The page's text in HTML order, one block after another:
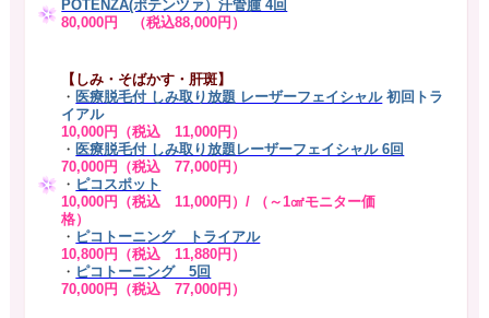
POTENZA(ポテンツァ）汗管腫 4回
80,000円 （税込88,000円）
【しみ・そばかす・肝斑】
・ 医療脱毛付 しみ取り放題 レーザーフェイシャル 初回トラ
イアル
10,000円（税込 11,000円）
・ 医療脱毛付 しみ取り放題レーザーフェイシャル 6回
70,000円（税込 77,000円）
・ ピコスポット
10,000円（税込 11,000円）/ （～1㎠モニター価
格）
・ ピコトーニング トライアル
10,800円（税込 11,880円）
・ ピコトーニング 5回
70,000円（税込 77,000円）